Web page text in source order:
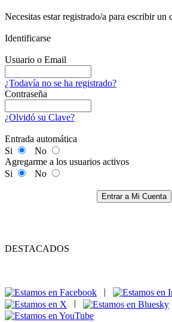
Necesitas estar registrado/a para escribir un
Identificarse
Usuario o Email
¿Todavía no se ha registrado?
Contraseña
¿Olvidó su Clave?
Entrada automática
Si
No
Agregarme a los usuarios activos
Si
No
Entrar a Mi Cuenta
DESTACADOS
|
|